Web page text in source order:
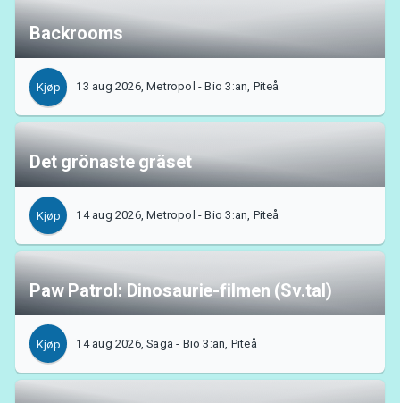
Backrooms
Kjøp 13 aug 2026, Metropol - Bio 3:an, Piteå
Det grönaste gräset
Kjøp 14 aug 2026, Metropol - Bio 3:an, Piteå
Paw Patrol: Dinosaurie-filmen (Sv.tal)
Kjøp 14 aug 2026, Saga - Bio 3:an, Piteå